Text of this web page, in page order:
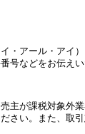
・アール・アイ
号などをお伝えい
主が課税対象外
さい。また、取